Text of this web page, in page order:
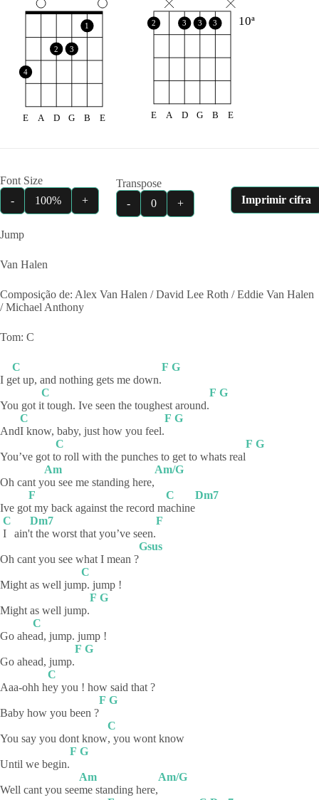
4
2 3
1
E A D G B E
10ª
2 3 3 3
E A D G B E
Font Size
-
100% +
Transpose
-
0 + Imprimir cifra
Jump
Van Halen
Composição de: Alex Van Halen / David Lee Roth / Eddie Van Halen
/ Michael Anthony
Tom: C
I g
C
et up, and nothing gets me down.
F G
You got i
C
t tough. Ive seen the toughest around.
F G
And
C
I know, baby, just how you feel.
F G
You’ve got t
C
o roll with the punches to get to whats real
F G
Oh cant y
Am
ou see me standing here,
Am/G
Ive go
F
t my back against the record m
C
achine
Dm7
C
I
ain'
Dm7
t the worst that you’ve seen.
F
Oh cant you see what I mean ?
Gsus
Might as well jum
C
p. jump !
Might as well jump.
F G
Go ahe
C
ad, jump. jump !
Go ahead, jump.
F G
Aaa-ohh h
C
ey you ! how said that ?
Baby how you been ?
F G
You say you dont know
C
, you wont know
Until we begin.
F G
Well cant you see
Am
me standing here,
Am/G